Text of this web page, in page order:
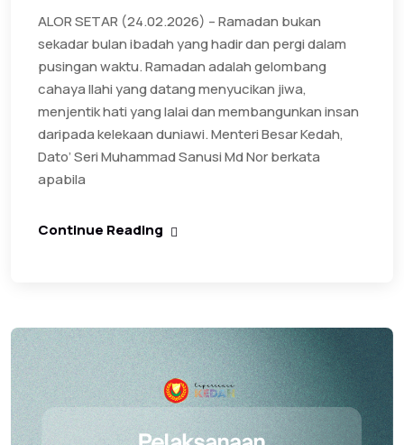
ALOR SETAR (24.02.2026) – Ramadan bukan
sekadar bulan ibadah yang hadir dan pergi dalam
pusingan waktu. Ramadan adalah gelombang
cahaya Ilahi yang datang menyucikan jiwa,
menjentik hati yang lalai dan membangunkan insan
daripada kelekaan duniawi. ‎Menteri Besar Kedah,
Dato’ Seri Muhammad Sanusi Md Nor berkata
apabila
Continue Reading